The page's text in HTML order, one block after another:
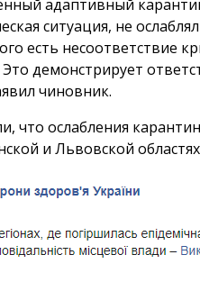
адаптивный
ситуация, не
есть несоответствие
демонстрирует
чиновник.
что ослабления
и Львовской